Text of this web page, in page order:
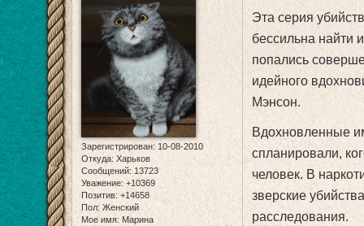
Зарегистрирован: 10-08-2010
Откуда: Харьков
Сообщений:13723
Уважение: +10369
Позитив: +14658
Пол: Женский
Мое имя: Марина
Эта серия
бессильна найти
попались
идейного
Мэнсон.
Вдохновленные
спланировали,
человек. В
зверские
расследования.